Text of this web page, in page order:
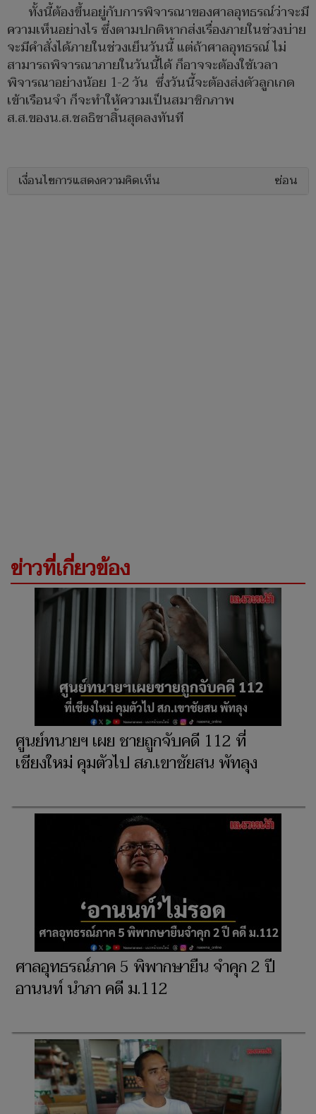
ทั้งนี้ต้องขึ้นอยู่กับการพิจารณาของศาลอุทธรณ์ว่าจะมี
ความเห็นอย่างไร ซึ่งตามปกติหากส่งเรื่องภายในช่วงบ่าย
จะมีคำสั่งได้ภายในช่วงเย็นวันนี้ แต่ถ้าศาลอุทธรณ์ ไม่
สามารถพิจารณาภายในวันนี้ได้ ก็อาจจะต้องใช้เวลา
พิจารณาอย่างน้อย 1-2 วัน ซึ่งวันนี้จะต้องส่งตัวลูกเกด
เข้าเรือนจำ ก็จะทำให้ความเป็นสมาชิกภาพ
ส.ส.ของน.ส.ชลธิชาสิ้นสุดลงทันที
เงื่อนไขการแสดงความคิดเห็น ซ่อน
ข่าวที่เกี่ยวข้อง
ศูนย์ทนายฯ เผย ชายถูกจับคดี 112 ที่
เชียงใหม่ คุมตัวไป สภ.เขาชัยสน พัทลุง
ศาลอุทธรณ์ภาค 5 พิพากษายืน จำคุก 2 ปี
อานนท์ นำภา คดี ม.112